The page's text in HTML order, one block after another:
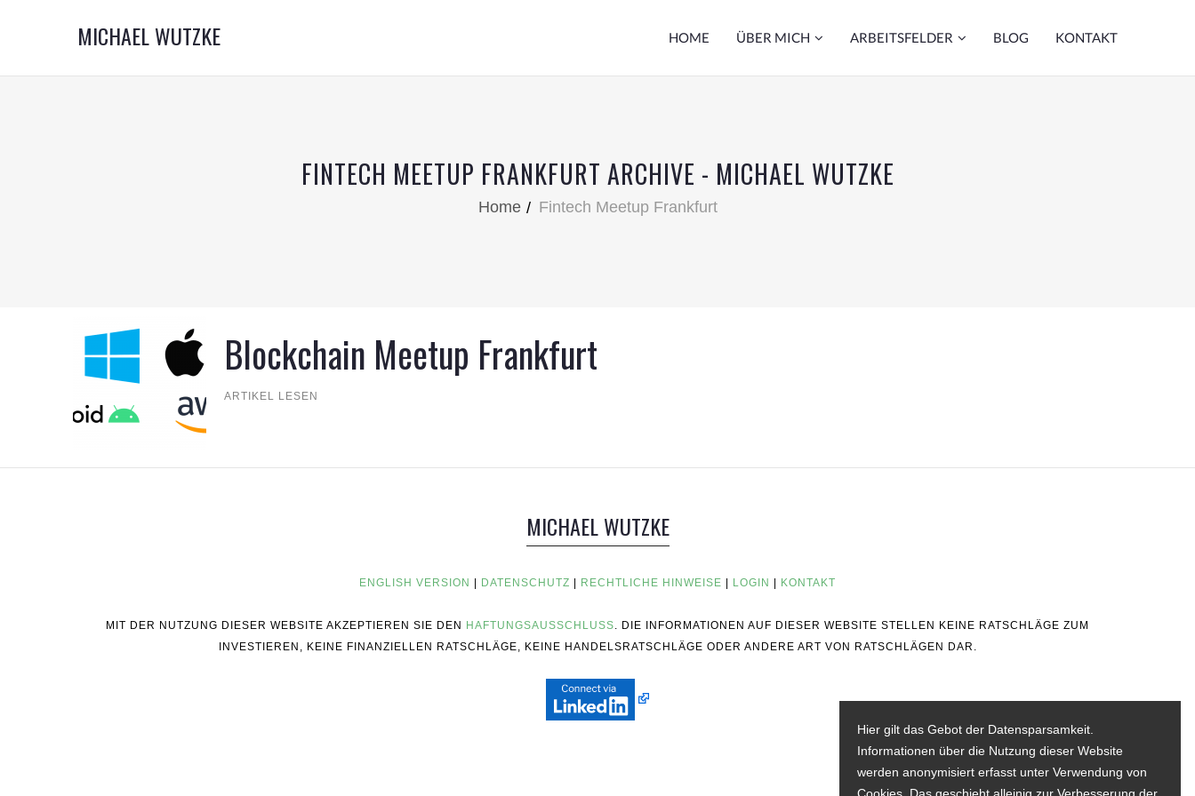
MICHAEL WUTZKE HOME ÜBER MICH ARBEITSFELDER BLOG KONTAKT
FINTECH MEETUP FRANKFURT ARCHIVE - MICHAEL WUTZKE
Home Fintech Meetup Frankfurt
Blockchain Meetup Frankfurt
ARTIKEL LESEN
MICHAEL WUTZKE
ENGLISH VERSION DATENSCHUTZ RECHTLICHE HINWEISE LOGIN KONTAKT
MIT DER NUTZUNG DIESER WEBSITE AKZEPTIEREN SIE DEN HAFTUNGSAUSSCHLUSS. DIE INFORMATIONEN AUF DIESER WEBSITE STELLEN KEINE RATSCHLÄGE ZUM
INVESTIEREN, KEINE FINANZIELLEN RATSCHLÄGE, KEINE HANDELSRATSCHLÄGE ODER ANDERE ART VON RATSCHLÄGEN DAR.
Hier gilt das Gebot der Datensparsamkeit.
Informationen über die Nutzung dieser Website
werden anonymisiert erfasst unter Verwendung von